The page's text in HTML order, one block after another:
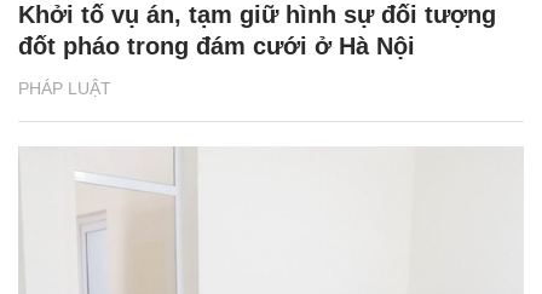
PHÁP LUẬT
Khởi tố vụ án, tạm giữ hình sự đối tượng
đốt pháo trong đám cưới ở Hà Nội